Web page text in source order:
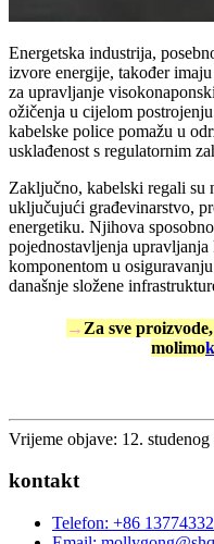
Energetska industrija,
izvore energije, također
za upravljanje
ožičenja u cijelom
kabelske police pomažu u
usklađenost s regulatornim
Zaključno, kabelski regali su
uključujući građevinarstvo,
energetiku. Njihova
pojednostavljenja
komponentom u
današnje složene
→ Za sve
molimo
Vrijeme objave: 12. studenog
kontakt
Telefon: +86